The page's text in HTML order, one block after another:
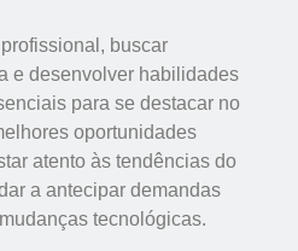
buscar
e desenvolver habilidades
para se destacar no
oportunidades
atento às tendências do
a antecipar demandas
tecnológicas.